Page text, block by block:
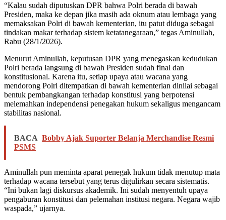
“Kalau sudah diputuskan DPR bahwa Polri berada di bawah
Presiden, maka ke depan jika masih ada oknum atau lembaga yang
memaksakan Polri di bawah kementerian, itu patut diduga sebagai
tindakan makar terhadap sistem ketatanegaraan,” tegas Aminullah,
Rabu (28/1/2026).
Menurut Aminullah, keputusan DPR yang menegaskan kedudukan
Polri berada langsung di bawah Presiden sudah final dan
konstitusional. Karena itu, setiap upaya atau wacana yang
mendorong Polri ditempatkan di bawah kementerian dinilai sebagai
bentuk pembangkangan terhadap konstitusi yang berpotensi
melemahkan independensi penegakan hukum sekaligus mengancam
stabilitas nasional.
BACA Bobby Ajak Suporter Belanja Merchandise Resmi
PSMS
Aminullah pun meminta aparat penegak hukum tidak menutup mata
terhadap wacana tersebut yang terus digulirkan secara sistematis.
“Ini bukan lagi diskursus akademik. Ini sudah menyentuh upaya
pengaburan konstitusi dan pelemahan institusi negara. Negara wajib
waspada,” ujarnya.